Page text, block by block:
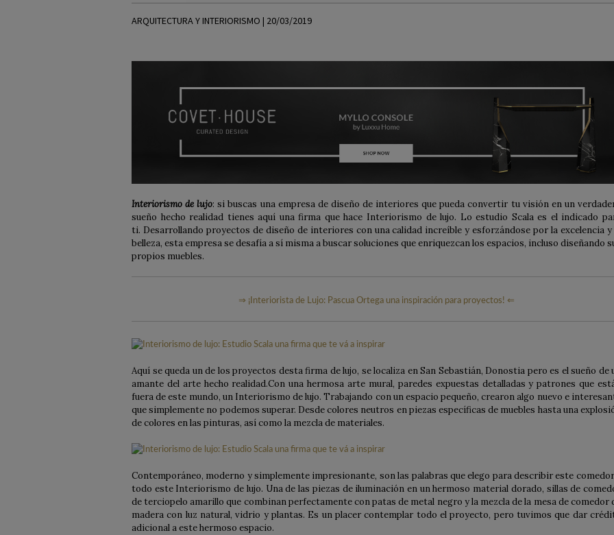
ARQUITECTURA Y INTERIORISMO | 20/03/2019
Interiorismo de lujo: si buscas una empresa de diseño de interiores que pueda convertir tu visión en un
sueño hecho realidad tienes aquí una firma que hace Interiorismo de lujo. Lo estudio Scala es el indicado
ti. Desarrollando proyectos de diseño de interiores con una calidad increíble y esforzándose por la excelencia y
belleza, esta empresa se desafía a sí misma a buscar soluciones que enriquezcan los espacios, incluso diseñando
propios muebles.
⇒ ¡Interiorista de Lujo: Pascua Ortega una inspiración para proyectos! ⇐
Aquí se queda un de los proyectos desta firma de lujo, se localiza en San Sebastián, Donostia pero es el sueño de
amante del arte hecho realidad.Con una hermosa arte mural, paredes expuestas detalladas y patrones que
fuera de este mundo, un Interiorismo de lujo. Trabajando con un espacio pequeño, crearon algo nuevo e
que simplemente no podemos superar. Desde colores neutros en piezas específicas de muebles hasta una
de colores en las pinturas, así como la mezcla de materiales.
Contemporáneo, moderno y simplemente impresionante, son las palabras que elego para describir este
todo este Interiorismo de lujo. Una de las piezas de iluminación en un hermoso material dorado, sillas de
de terciopelo amarillo que combinan perfectamente con patas de metal negro y la mezcla de la mesa de comedor
madera con luz natural, vidrio y plantas. Es un placer contemplar todo el proyecto, pero tuvimos que dar
adicional a este hermoso espacio.